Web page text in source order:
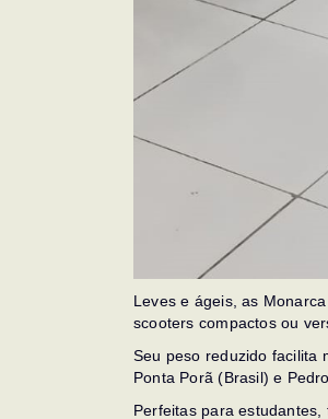
Leves e ágeis, as
scooters compactos ou
Seu peso reduzido facilita
Ponta Porã (Brasil) e
Perfeitas para